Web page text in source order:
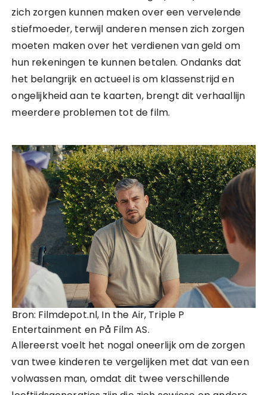
zich zorgen kunnen maken over een vervelende
stiefmoeder, terwijl anderen mensen zich zorgen
moeten maken over het verdienen van geld om
hun rekeningen te kunnen betalen. Ondanks dat
het belangrijk en actueel is om klassenstrijd en
ongelijkheid aan te kaarten, brengt dit verhaallijn
meerdere problemen tot de film.
Bron: Filmdepot.nl, In the Air, Triple P
Entertainment en På Film AS.
Allereerst voelt het nogal oneerlijk om de zorgen
van twee kinderen te vergelijken met dat van een
volwassen man, omdat dit twee verschillende